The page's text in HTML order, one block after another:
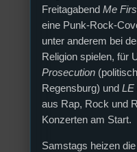
Freitagabend Me
eine Punk-Rock-
unter anderem bei
Religion spielen, für
Prosecution
Regensburg) und LE
aus Rap, Rock und
Konzerten am Start.
Samstags heizen